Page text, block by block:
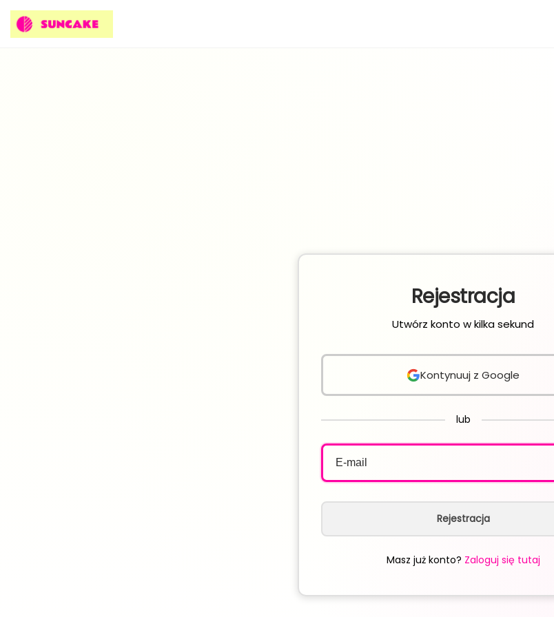
Rejestracja
Utwórz konto w kilka sekund
Kontynuuj z Google
lub
Rejestracja
Masz już konto? Zaloguj się tutaj